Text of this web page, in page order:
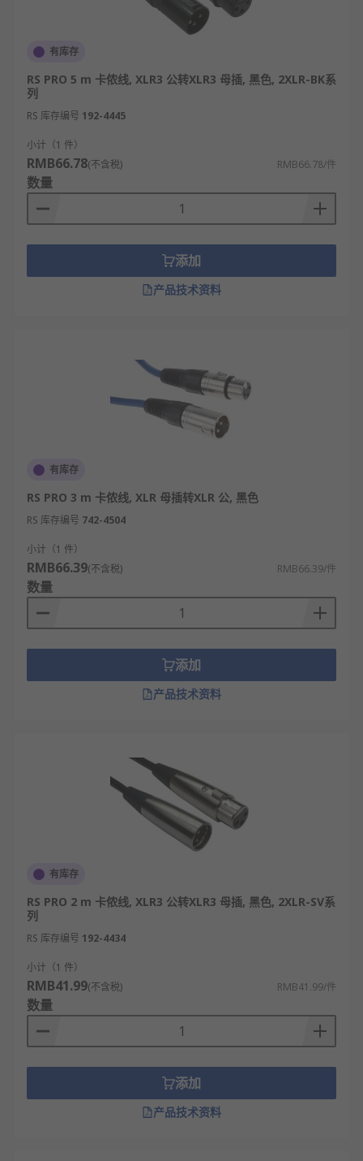
有库存
RS PRO 5 m 卡侬线, XLR3 公转XLR3 母插, 黑色, 2XLR-BK系
列
RS 库存编号 192-4445
小计（1 件）
RMB66.78(不含税) RMB66.78/件
数量
添加
产品技术资料
有库存
RS PRO 3 m 卡侬线, XLR 母插转XLR 公, 黑色
RS 库存编号 742-4504
小计（1 件）
RMB66.39(不含税) RMB66.39/件
数量
添加
产品技术资料
有库存
RS PRO 2 m 卡侬线, XLR3 公转XLR3 母插, 黑色, 2XLR-SV系
列
RS 库存编号 192-4434
小计（1 件）
RMB41.99(不含税) RMB41.99/件
数量
添加
产品技术资料